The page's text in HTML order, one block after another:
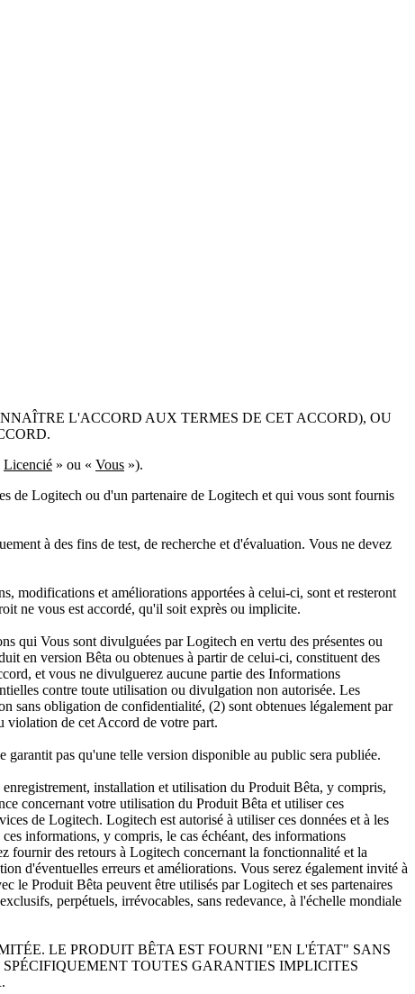
L'ACCORD AUX TERMES DE CET ACCORD), OU
Licencié » ou « Vous »).
de Logitech ou d'un partenaire de Logitech et qui vous sont fournis
à des fins de test, de recherche et d'évaluation. Vous ne devez
modifications et améliorations apportées à celui-ci, sont et resteront
ne vous est accordé, qu'il soit exprès ou implicite.
qui Vous sont divulguées par Logitech en vertu des présentes ou
en version Bêta ou obtenues à partir de celui-ci, constituent des
et vous ne divulguerez aucune partie des Informations
contre toute utilisation ou divulgation non autorisée. Les
sans obligation de confidentialité, (2) sont obtenues légalement par
violation de cet Accord de votre part.
pas qu'une telle version disponible au public sera publiée.
installation et utilisation du Produit Bêta, y compris,
concernant votre utilisation du Produit Bêta et utiliser ces
de Logitech. Logitech est autorisé à utiliser ces données et à les
informations, y compris, le cas échéant, des informations
fournir des retours à Logitech concernant la fonctionnalité et la
d'éventuelles erreurs et améliorations. Vous serez également invité à
le Produit Bêta peuvent être utilisés par Logitech et ses partenaires
perpétuels, irrévocables, sans redevance, à l'échelle mondiale
LE PRODUIT BÊTA EST FOURNI "EN L'ÉTAT" SANS
TOUTES GARANTIES IMPLICITES